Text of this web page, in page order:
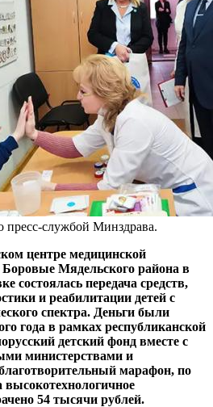
пресс-службой Минздрава.
центре медицинской
Боровые Мядельского района в
состоялась передача средств,
и реабилитации детей с
спектра. Деньги были
года в рамках республиканской
детский фонд вместе с
министерствами и
марафон, по
высокотехнологичное
54 тысячи рублей.